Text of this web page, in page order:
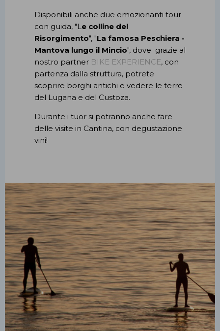
Disponibili anche due emozionanti tour
con guida, "Le colline del
Risorgimento", "La famosa Peschiera -
Mantova lungo il Mincio", dove grazie al
nostro partner BIKE EXPERIENCE, con
partenza dalla struttura, potrete
scoprire borghi antichi e vedere le terre
del Lugana e del Custoza.
Durante i tuor si potranno anche fare
delle visite in Cantina, con degustazione
vini!